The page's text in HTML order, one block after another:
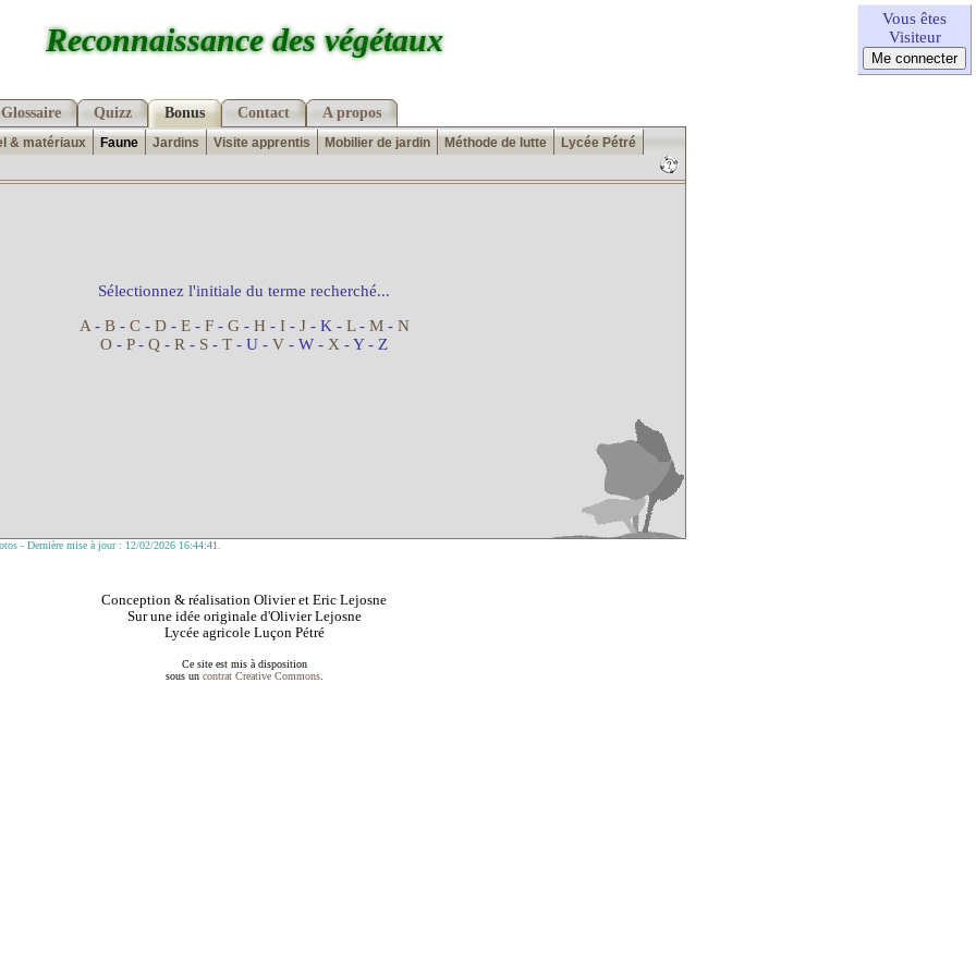
Vous êtes
Visiteur
Reconnaissance des végétaux
Glossaire Quizz Bonus Contact A propos
& matériaux Faune Jardins Visite apprentis Mobilier de jardin Méthode de lutte
Lycée Pétré
Sélectionnez l'initiale du terme recherché...
A - B- C- D- E- F- G- H- I- J- K - L- M- N
O - P- Q - R - S - T - U - V - W - X - Y - Z
- Dernière mise à jour : 12/02/2026 16:44:41.
Conception & réalisation Olivier et Eric Lejosne
Sur une idée originale d'Olivier Lejosne
Lycée agricole Luçon Pétré
Ce site est mis à disposition
sous un contrat Creative Commons.